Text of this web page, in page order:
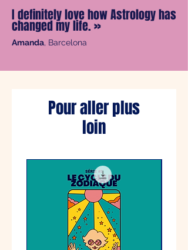
I definitely love how Astrology has
changed my life. »
Amanda, Barcelona
Pour aller plus
loin